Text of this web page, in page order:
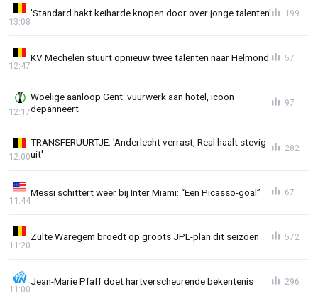
'Standard hakt keiharde knopen door over jonge talenten'
13:08
199
KV Mechelen stuurt opnieuw twee talenten naar Helmond
12:47
57
Woelige aanloop Gent: vuurwerk aan hotel, icoon
depanneert
12:17
97
TRANSFERUURTJE: 'Anderlecht verrast, Real haalt stevig
uit'
12:00
282
Messi schittert weer bij Inter Miami: “Een Picasso-goal”
11:44
67
Zulte Waregem broedt op groots JPL-plan dit seizoen
11:20
572
Jean-Marie Pfaff doet hartverscheurende bekentenis
11:00
296